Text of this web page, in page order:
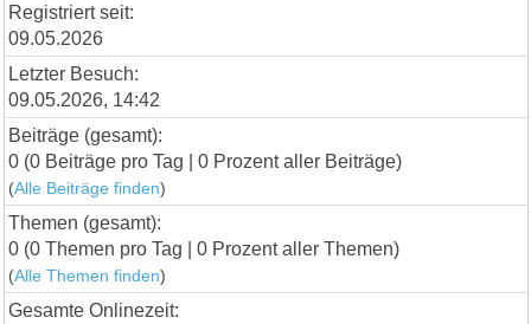
Registriert seit:
09.05.2026
Letzter Besuch:
09.05.2026, 14:42
Beiträge (gesamt):
0 (0 Beiträge pro Tag | 0 Prozent aller Beiträge)
(Alle Beiträge finden)
Themen (gesamt):
0 (0 Themen pro Tag | 0 Prozent aller Themen)
(Alle Themen finden)
Gesamte Onlinezeit: